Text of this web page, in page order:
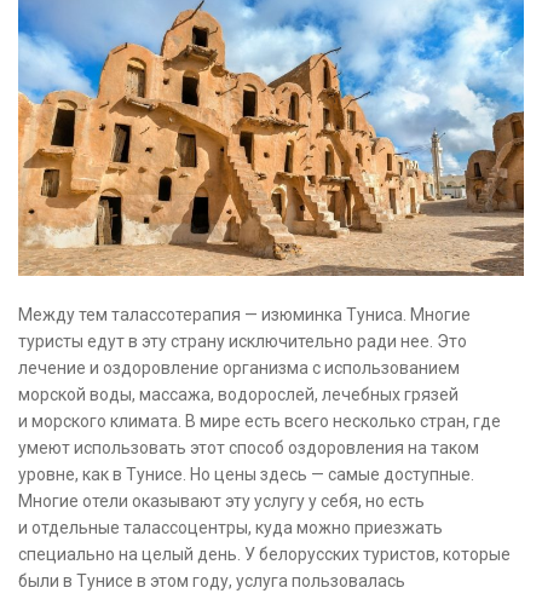
Между тем талассотерапия — изюминка Туниса. Многие
туристы едут в эту страну исключительно ради нее. Это
лечение и оздоровление организма с использованием
морской воды, массажа, водорослей, лечебных грязей
и морского климата. В мире есть всего несколько стран, где
умеют использовать этот способ оздоровления на таком
уровне, как в Тунисе. Но цены здесь — самые доступные.
Многие отели оказывают эту услугу у себя, но есть
и отдельные талассоцентры, куда можно приезжать
специально на целый день. У белорусских туристов, которые
были в Тунисе в этом году, услуга пользовалась